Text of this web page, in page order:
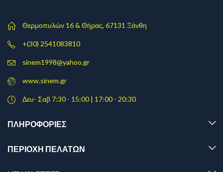
Θερμοπυλών 16 & Θήρας, 67131 Ξάνθη
+(30) 2541083810
sinem1998@yahoo.gr
www.sinem.gr
Δευ- Σαβ 7:30 - 15:00 | 17:00 - 20:30
ΠΛΗΡΟΦΟΡΊΕΣ
ΠΕΡΙΟΧΗ ΠΕΛΑΤΩΝ